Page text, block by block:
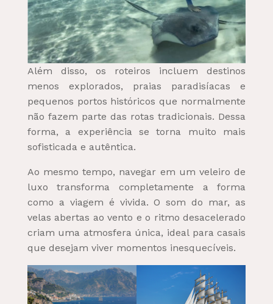
Além disso, os roteiros incluem destinos
menos explorados, praias paradisíacas e
pequenos portos históricos que normalmente
não fazem parte das rotas tradicionais. Dessa
forma, a experiência se torna muito mais
sofisticada e autêntica.
Ao mesmo tempo, navegar em um veleiro de
luxo transforma completamente a forma
como a viagem é vivida. O som do mar, as
velas abertas ao vento e o ritmo desacelerado
criam uma atmosfera única, ideal para casais
que desejam viver momentos inesquecíveis.